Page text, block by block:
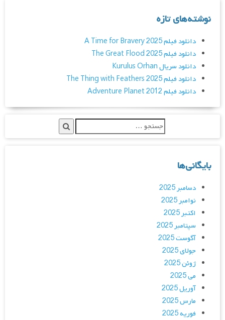
نوشته‌های تازه
دانلود فیلم A Time for Bravery 2025
دانلود فیلم The Great Flood 2025
دانلود سریال Kurulus Orhan
دانلود فیلم The Thing with Feathers 2025
دانلود فیلم Adventure Planet 2012
بایگانی‌ها
دسامبر 2025
نوامبر 2025
اکتبر 2025
سپتامبر 2025
آگوست 2025
جولای 2025
ژوئن 2025
می 2025
آوریل 2025
مارس 2025
فوریه 2025